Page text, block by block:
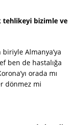
tehlikeyi bizimle ve
Almanya’ya
ben de hastalığa
orada mı
dönmez mi